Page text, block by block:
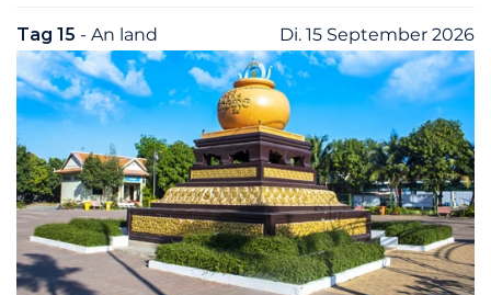
Tag 15 - An land Di. 15 September 2026